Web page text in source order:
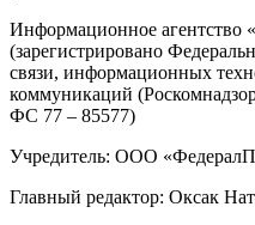
Информационное агентство
(зарегистрировано
связи, информационных
коммуникаций
ФС 77 – 85577)
Учредитель: ООО
Главный редактор: Оксак